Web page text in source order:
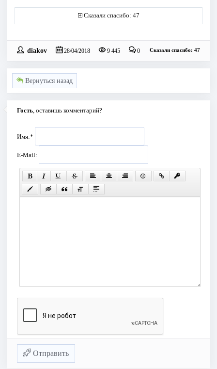
Сказали спасибо: 47
diakov 28/04/2018 9 445 0 Сказали спасибо: 47
Вернуться назад
Гость , оставишь комментарий?
Имя:*
E-Mail:
Отправить